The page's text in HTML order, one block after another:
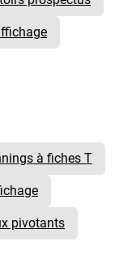
à fiches T
pivotants